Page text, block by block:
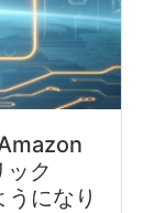
ック
になり